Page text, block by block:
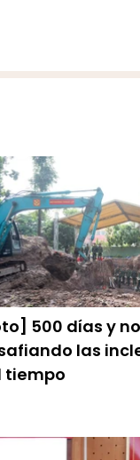
500 días y
las
tiempo